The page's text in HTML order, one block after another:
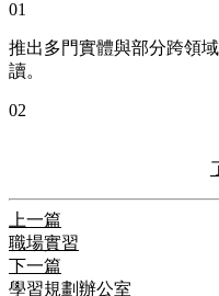
01
推出多門實體與部分跨領
讀。
02
上一篇
職場實習
下一篇
學習規劃辦公室